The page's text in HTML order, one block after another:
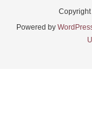
Powered by